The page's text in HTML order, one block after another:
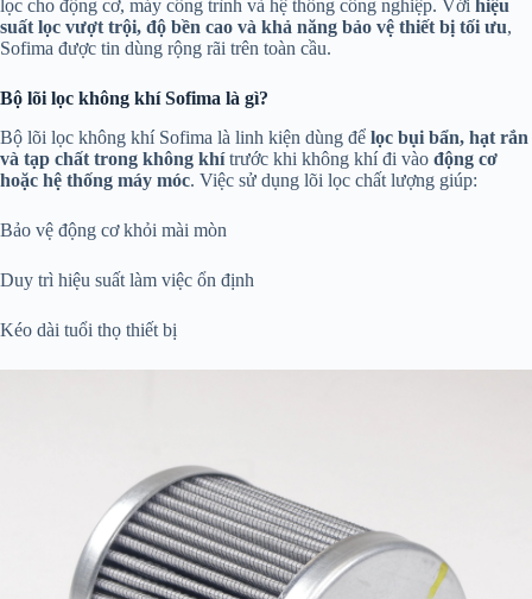
lọc cho động cơ, máy công trình và hệ thống công nghiệp. Với hiệu
suất lọc vượt trội, độ bền cao và khả năng bảo vệ thiết bị tối ưu,
Sofima được tin dùng rộng rãi trên toàn cầu.
Bộ lõi lọc không khí Sofima là gì?
Bộ lõi lọc không khí Sofima là linh kiện dùng để lọc bụi bẩn, hạt rắn
và tạp chất trong không khítrước khi không khí đi vào động cơ
hoặc hệ thống máy móc. Việc sử dụng lõi lọc chất lượng giúp:
Bảo vệ động cơ khỏi mài mòn
Duy trì hiệu suất làm việc ổn định
Kéo dài tuổi thọ thiết bị